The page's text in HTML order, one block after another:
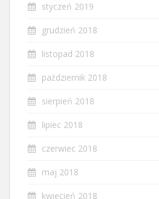
styczeń 2019
grudzień 2018
listopad 2018
październik 2018
sierpień 2018
lipiec 2018
czerwiec 2018
maj 2018
kwiecień 2018